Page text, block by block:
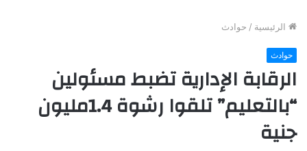
الرئيسية / حوادث
حوادث
الرقابة الإدارية تضبط مسئولين
“بالتعليم” تلقوا رشوة 1.4مليون
جنية